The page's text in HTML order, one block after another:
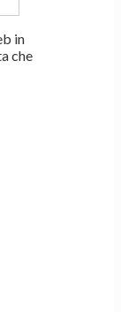
in
che